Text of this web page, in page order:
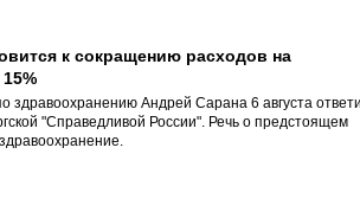
к сокращению расходов на
здравоохранению Андрей Сарана 6 августа
"Справедливой России". Речь о предстоящем